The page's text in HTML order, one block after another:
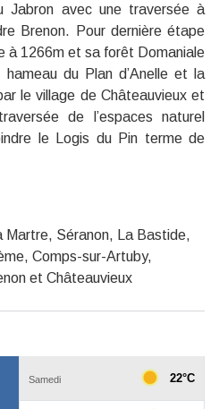
Jabron avec une traversée à
Brenon. Pour dernière étape
à 1266m et sa forêt Domaniale
du Plan d’Anelle et la
le village de Châteauvieux et
de l’espaces naturel
le Logis du Pin terme de
Martre, Séranon, La Bastide,
Comps-sur-Artuby,
et Châteauvieux